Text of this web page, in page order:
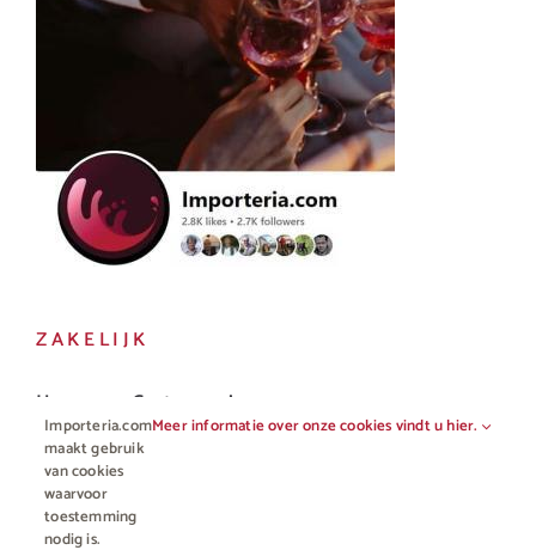
ZAKELIJK
Horeca en Gastronomie
Vakhandel
Importeria.com
maakt gebruik
van cookies
waarvoor
toestemming
nodig is.
Meer informatie over onze cookies vindt u hier.